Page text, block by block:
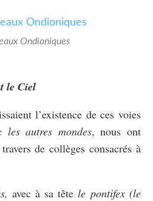
Ondioniques
le Ciel
l’existence de ces voies
les autres mondes, nous ont
de collèges consacrés à
avec à sa tête le pontifex (le